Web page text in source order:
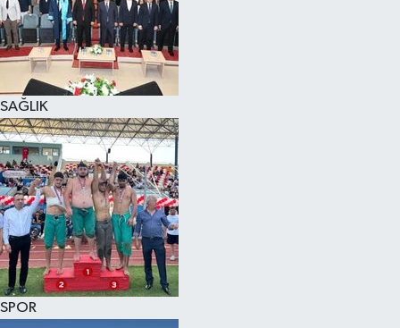
SAĞLIK
SPOR
KÜLTÜR SANAT
MAGAZİN
SAĞLIK
SİYASET
SPOR
TEKNOLOJİ